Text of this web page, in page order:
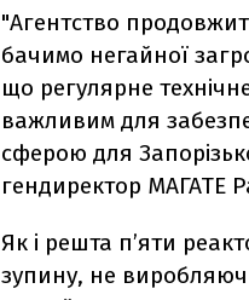
"Агентство
бачимо негайної
що регулярне
важливим для
сферою для
гендиректор МАГАТЕ
Як і решта п’яти
зупину, не